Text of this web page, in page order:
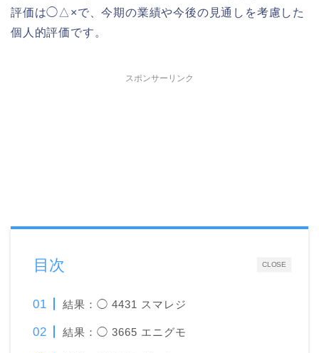
評価は◯△×で、今期の業績や今後の見通しを考慮した
個人的評価です。
スポンサーリンク
CLOSE
目次
結果：◯ 4431 スマレジ
結果：◯ 3665 エニグモ